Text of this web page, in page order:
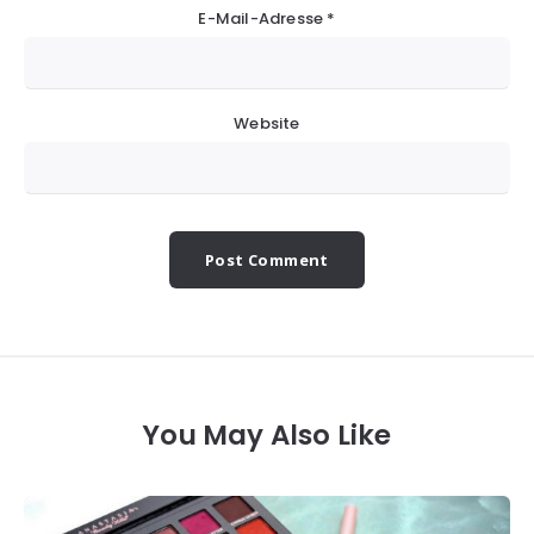
E-Mail-Adresse *
Website
You May Also Like